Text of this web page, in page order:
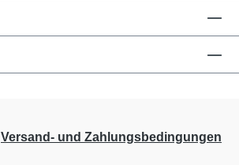
Versand- und Zahlungsbedingungen